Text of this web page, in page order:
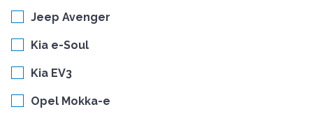
Jeep Avenger
Kia e-Soul
Kia EV3
Opel Mokka-e